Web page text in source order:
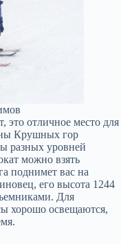
это отличное место для
Крушных гор
разных уровней
можно взять
поднимет вас на
его высота 1244
Для
хорошо освещаются,